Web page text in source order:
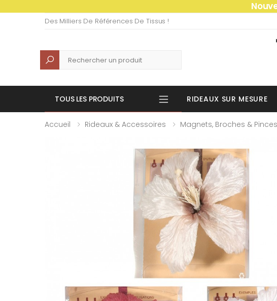
Des Milliers De Références De Tissus !
Recherche
TOUS LES PRODUITS RIDEAUX SUR MESURE
Accueil Rideaux & Accessoires Magnets, Broches & Pinces